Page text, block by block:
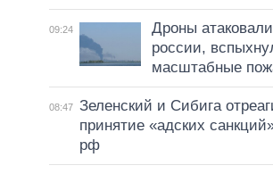
09:24
Дроны
россии,
масштабные
08:47 Зеленский и Сибига
принятие «адских
рф